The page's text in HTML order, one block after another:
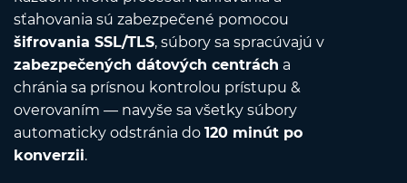
sťahovania sú zabezpečené pomocou
šifrovania SSL/TLS, súbory sa spracúvajú v
zabezpečených dátových centrách a
chránia sa prísnou kontrolou prístupu &
overovaním — navyše sa všetky súbory
automaticky odstránia do 120 minút po
konverzii.